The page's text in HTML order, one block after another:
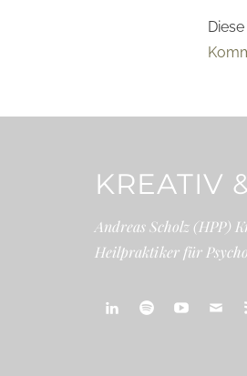
KREATIV
Andreas Scholz (HPP)
Heilpraktiker für